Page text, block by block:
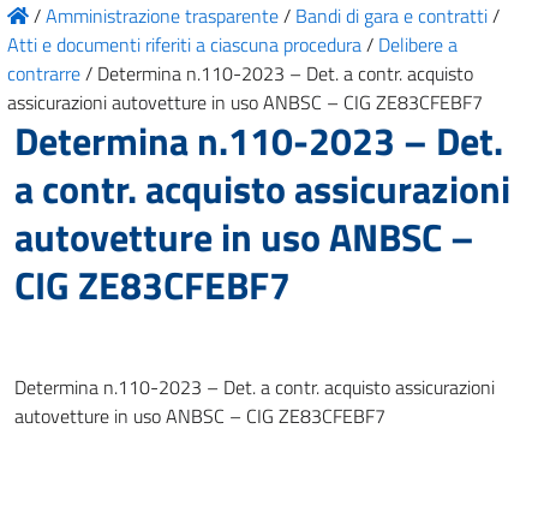
/Amministrazione trasparente/ Bandi di gara e contratti/
Atti e documenti riferiti a ciascuna procedura/ Delibere a
contrarre/ Determina n.110-2023 – Det. a contr. acquisto
assicurazioni autovetture in uso ANBSC – CIG ZE83CFEBF7
Determina n.110-2023 – Det.
a contr. acquisto assicurazioni
autovetture in uso ANBSC –
CIG ZE83CFEBF7
Determina n.110-2023 – Det. a contr. acquisto assicurazioni
autovetture in uso ANBSC – CIG ZE83CFEBF7